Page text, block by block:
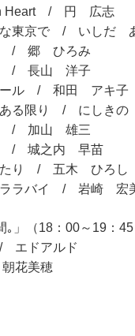
Heart / 円 広志
東京で / いしだ
/ 郷 ひろみ
/ 長山 洋子
ル / 和田 アキ子
る限り / にしきの
/ 加山 雄三
/ 城之内 早苗
たり / 五木 ひろし
ララバイ / 岩崎 宏
｡」（18：00～19：
ドアルド
花美穂